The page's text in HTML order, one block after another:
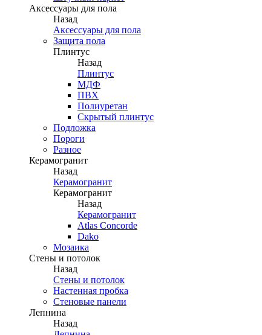
Аксессуары для пола
Назад
Аксессуары для пола
Защита пола
Плинтус
Назад
Плинтус
МДФ
ПВХ
Полиуретан
Скрытый плинтус
Подложка
Пороги
Разное
Керамогранит
Назад
Керамогранит
Керамогранит
Назад
Керамогранит
Atlas Concorde
Dako
Мозаика
Стены и потолок
Назад
Стены и потолок
Настенная пробка
Стеновые панели
Лепнина
Назад